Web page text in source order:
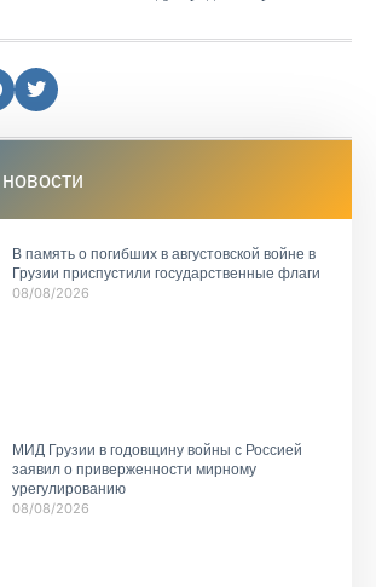
В память о погибших в августовской войне в
Грузии приспустили государственные флаги
08/08/2026
МИД Грузии в годовщину войны с Россией
заявил о приверженности мирному
урегулированию
08/08/2026